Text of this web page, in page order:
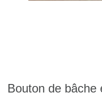
Bouton de bâche